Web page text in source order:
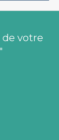
de votre